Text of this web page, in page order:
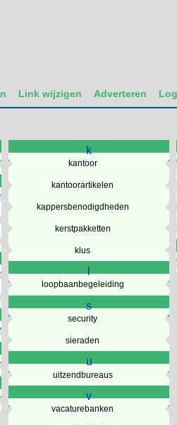
Link wijzigen Adverteren
k
kantoor
kantoorartikelen
kappersbenodigdheden
kerstpakketten
klus
l
loopbaanbegeleiding
s
security
sieraden
u
uitzendbureaus
v
vacaturebanken